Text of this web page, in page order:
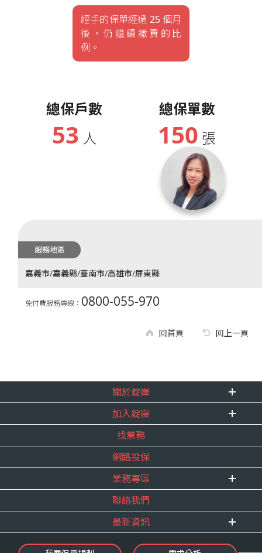
經手的保單經過 25 個月
後，仍繼續繳費的比
例。
總保戶數
53 人
總保單數
150 張
服務地區
嘉義市/嘉義縣/臺南市/高雄市/屏東縣
免付費服務專線： 0800-055-970
回首頁 回上一頁
關於錠嵂
企業資訊
重要事跡
得獎紀錄
服務宣言
合作夥伴
加入錠嵂
內勤招聘
精英招募
年度增員計畫
找業務
網路投保
業務專區
E 線資源網
聯絡我們
最新資訊
最新消息